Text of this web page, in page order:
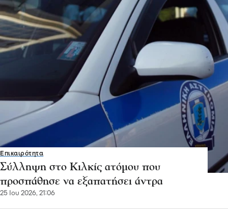
Επικαιρότητα
Σύλληψη στο Κιλκίς ατόμου που
προσπάθησε να εξαπατήσει άντρα
25 Ιου 2026, 21:06